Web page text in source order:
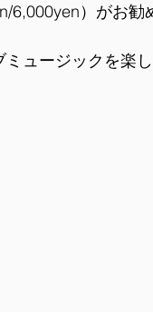
）がお勧
ュージックを楽